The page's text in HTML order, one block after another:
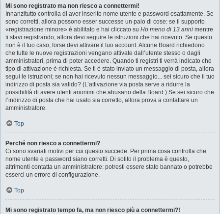
Mi sono registrato ma non riesco a connettermi!
Innanzitutto controlla di aver inserito nome utente e password esattamente. Se
sono corretti, allora possono esser successe un paio di cose: se il supporto
«registrazione minore» è abilitato e hai cliccato su Ho meno di 13 anni mentre
ti stavi registrando, allora devi seguire le istruzioni che hai ricevuto. Se questo
non è il tuo caso, forse devi attivare il tuo account. Alcune Board richiedono
che tutte le nuove registrazioni vengano attivate dall’utente stesso o dagli
amministratori, prima di poter accedere. Quando ti registri ti verrà indicato che
tipo di attivazione è richiesta. Se ti è stato inviato un messaggio di posta, allora
segui le istruzioni; se non hai ricevuto nessun messaggio... sei sicuro che il tuo
indirizzo di posta sia valido? (L’attivazione via posta serve a ridurre la
possibilità di avere utenti anonimi che abusano della Board.) Se sei sicuro che
l’indirizzo di posta che hai usato sia corretto, allora prova a contattare un
amministratore.
Top
Perché non riesco a connettermi?
Ci sono svariati motivi per cui questo succede. Per prima cosa controlla che
nome utente e password siano corretti. Di solito il problema è questo,
altrimenti contatta un amministratore: potresti essere stato bannato o potrebbe
esserci un errore di configurazione.
Top
Mi sono registrato tempo fa, ma non riesco più a connettermi?!